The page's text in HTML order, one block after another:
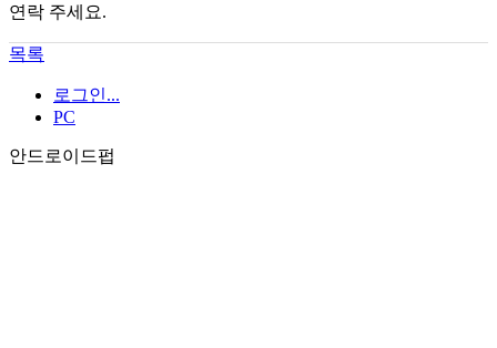
연락 주세요.
목록
로그인...
PC
안드로이드펍